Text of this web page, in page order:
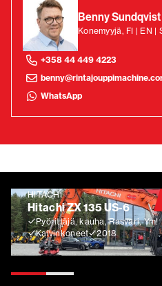
Benny Sundqvist
Konemyyjä, FI | EN |
+358 44 449 4223
WhatsApp
HITACHI
Hitachi ZX 135 US-6
Pyörittäjä, kauha, Rasvari, Ym!
Kaivinkoneet
2018